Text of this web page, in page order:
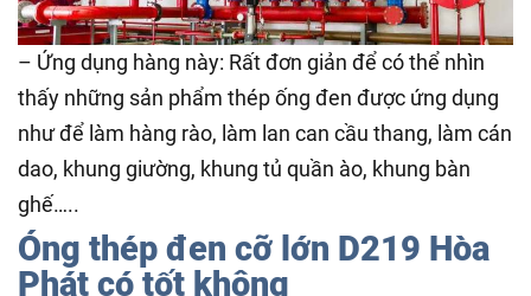
– Ứng dụng hàng này: Rất đơn giản để có thể nhìn
thấy những sản phẩm thép ống đen được ứng dụng
như để làm hàng rào, làm lan can cầu thang, làm cán
dao, khung giường, khung tủ quần ào, khung bàn
ghế…..
Óng thép đen cỡ lớn D219 Hòa
Phát có tốt không